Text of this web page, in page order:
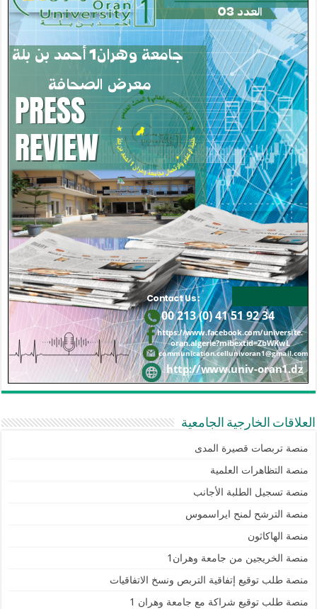
العلاقات الخارجية الجامعية
منصة تربصات قصيرة المدى
منصة التظاهرات العلمية
منصة تسجيل الطلبة الأجانب
منصة الترشح لمنح ايراسموس
منصة الهاكاثون
منصة الخريجين من جامعة وهران1
منصة طلب توقيع إتفاقية التربص ونسخ الاتفاقيات
منصة طلب توقيع شراكة مع جامعة وهران 1